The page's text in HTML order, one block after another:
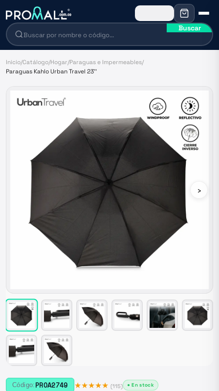
Buscar
Inicio/Catálogo/Hogar/Paraguas e Impermeables/
Paraguas Kahlo Urban Travel 23''
›
Código: PROA2749 ★★★★★ (115) ● En stock